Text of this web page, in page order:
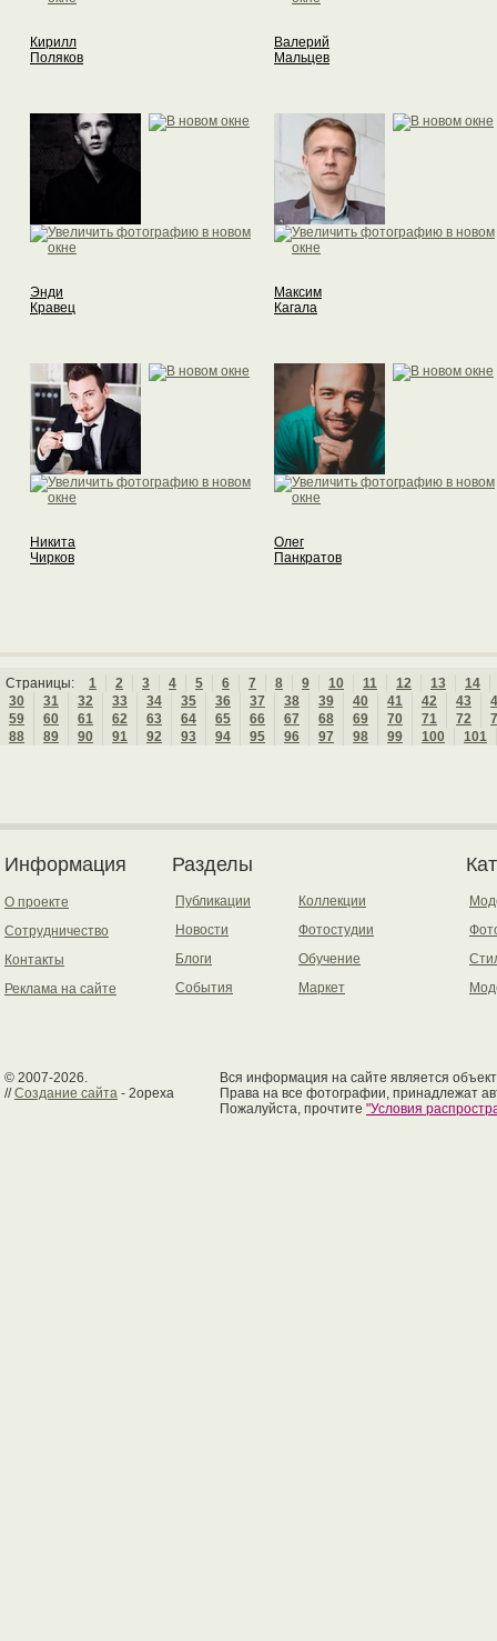
Кирилл
Поляков
Валерий
Мальцев
Энди
Кравец
Максим
Кагала
Никита
Чирков
Олег
Панкратов
Страницы: 1 2 3 4 5 6 7 8 9 10 11 12 13
14
30
31 32 33 34 35 36 37 38 39 40 41 42 43
59
60 61 62 63 64 65 66 67 68 69 70 71 72
88
89 90 91 92 93 94 95 96 97 98 99 100 101
Информация
О проекте
Сотрудничество
Контакты
Реклама на сайте
Разделы
Публикации
Новости
Блоги
События
Коллекции
Фотостудии
Обучение
Маркет
© 2007-2026.
//Создание сайта - 2opexa
Вся информация на сайте является
Права на все фотографии, принадлежат
Пожалуйста, прочтите "Условия